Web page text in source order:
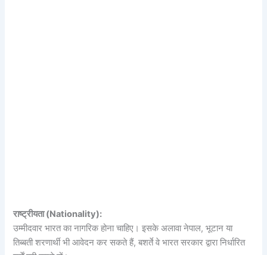
राष्ट्रीयता (Nationality):
उम्मीदवार भारत का नागरिक होना चाहिए। इसके अलावा नेपाल, भूटान या
तिब्बती शरणार्थी भी आवेदन कर सकते हैं, बशर्ते वे भारत सरकार द्वारा निर्धारित